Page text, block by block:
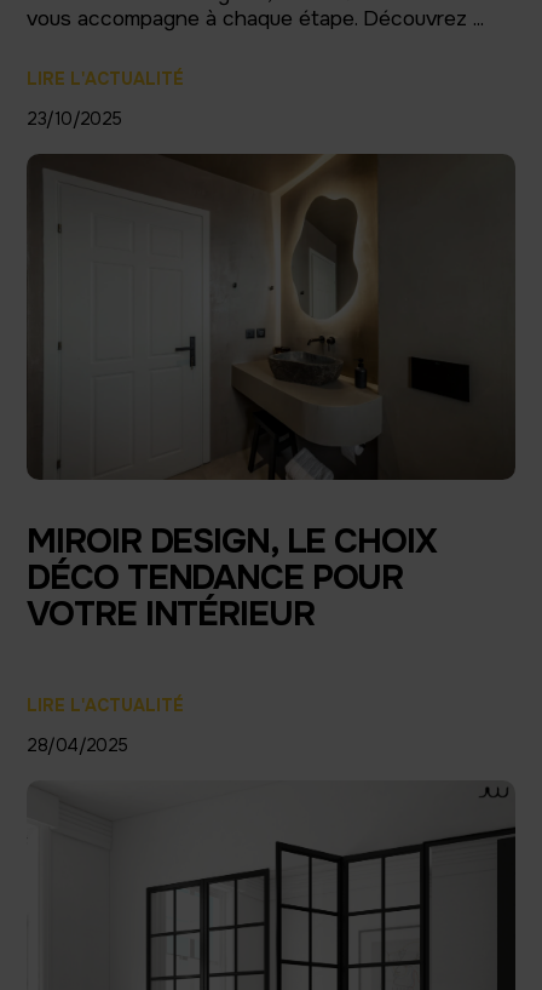
vous accompagne à chaque étape. Découvrez ...
LIRE L'ACTUALITÉ
23/10/2025
MIROIR DESIGN, LE CHOIX
DÉCO TENDANCE POUR
VOTRE INTÉRIEUR
LIRE L'ACTUALITÉ
28/04/2025